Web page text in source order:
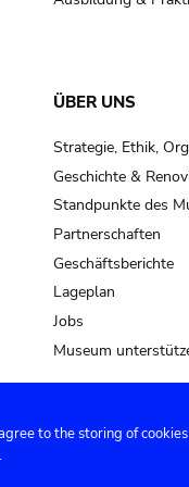
ÜBER UNS
Strategie, Ethik,
Geschichte &
Standpunkte des
Partnerschaften
Geschäftsberichte
Lageplan
Jobs
Museum
to the storing of